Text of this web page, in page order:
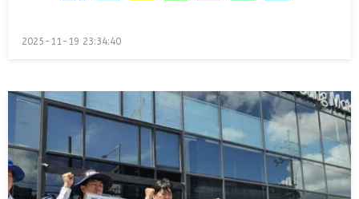
Posted
2025-11-19 23:34:40